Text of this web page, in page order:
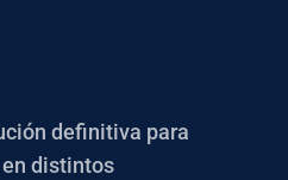
definitiva para
distintos